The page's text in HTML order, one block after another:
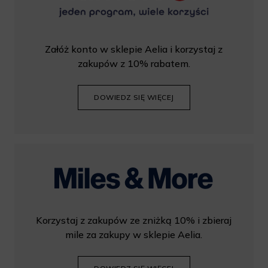
Załóż konto w sklepie Aelia i korzystaj z
zakupów z 10% rabatem.
DOWIEDZ SIĘ WIĘCEJ
Korzystaj z zakupów ze zniżką 10% i zbieraj
mile za zakupy w sklepie Aelia.